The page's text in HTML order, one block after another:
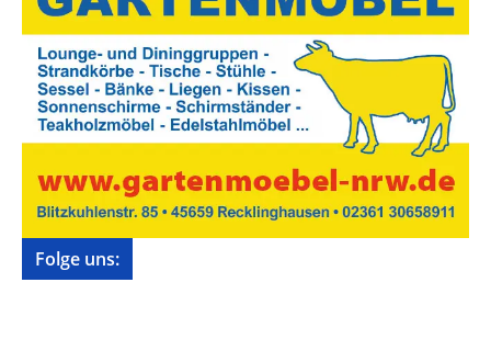
Folge uns: